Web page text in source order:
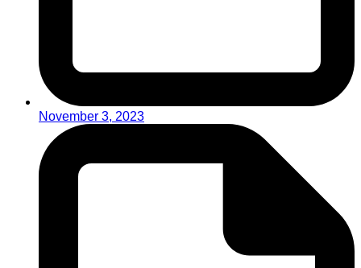
November 3, 2023